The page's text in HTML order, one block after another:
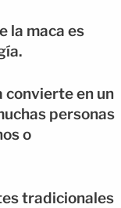
la maca es
convierte en un
personas
o
tradicionales